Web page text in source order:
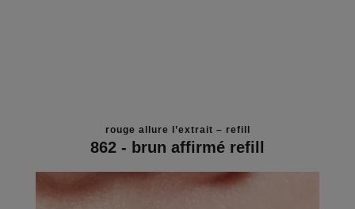
rouge allure l’extrait – refill
862 - brun affirmé refill